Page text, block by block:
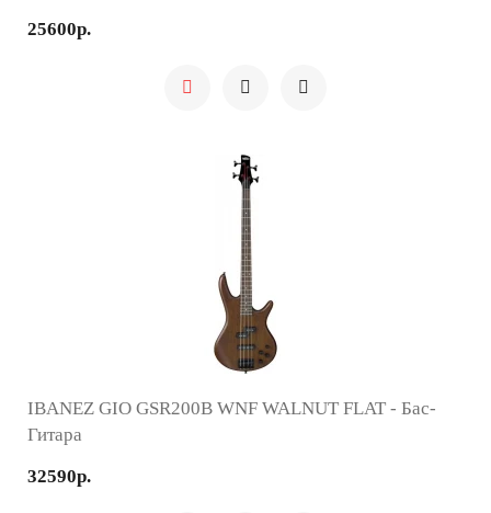
25600р.
IBANEZ GIO GSR200B WNF WALNUT FLAT - Бас-
Гитара
32590р.